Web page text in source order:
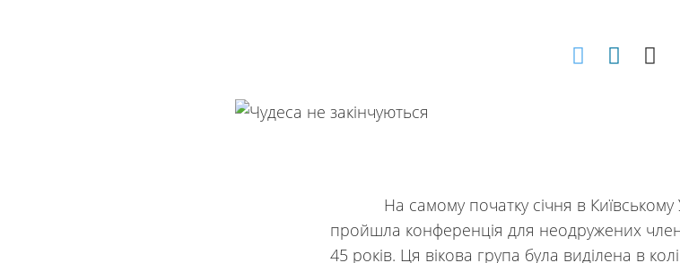
На самому початку січня в Київському
пройшла конференція для неодружених
45 років. Ця вікова група була виділена в